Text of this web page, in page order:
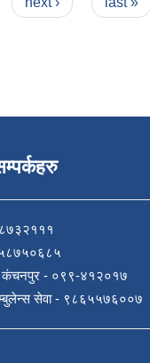
कंचनपुर - ०९९-४१२०१७
सेवा - ९८६५५७६००७